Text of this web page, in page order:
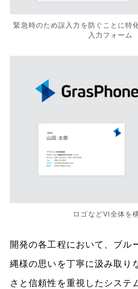
緊急時のため誤入力を防ぐことに特
入力フォーム
ロゴなどVI全体を
開発の各工程において、ブル
縄様の思いを丁寧に汲み取り
さと信頼性を重視したシステ